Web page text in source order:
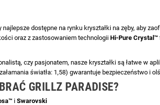
dostępne na rynku kryształki na zęby, aby
oraz z zastosowaniem technologiiHi-Pure Crystal™
czy pasjonatem, nasze kryształki są łatwe w
światła: 1,58) gwarantuje bezpieczeństwo i
GRILLZ PARADISE?
i Swarovski